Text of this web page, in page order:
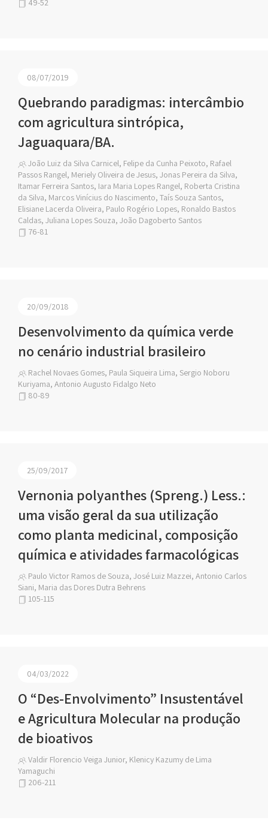
49-52
08/07/2019
Quebrando paradigmas: intercâmbio
com agricultura sintrópica,
Jaguaquara/BA.
João Luiz da Silva Carnicel, Felipe da Cunha Peixoto, Rafael
Passos Rangel, Meriely Oliveira de Jesus, Jonas Pereira da Silva,
Itamar Ferreira Santos, Iara Maria Lopes Rangel, Roberta Cristina
da Silva, Marcos Vinícius do Nascimento, Taís Souza Santos,
Elisiane Lacerda Oliveira, Paulo Rogério Lopes, Ronaldo Bastos
Caldas, Juliana Lopes Souza, João Dagoberto Santos
76-81
20/09/2018
Desenvolvimento da química verde
no cenário industrial brasileiro
Rachel Novaes Gomes, Paula Siqueira Lima, Sergio Noboru
Kuriyama, Antonio Augusto Fidalgo Neto
80-89
25/09/2017
Vernonia polyanthes (Spreng.) Less.:
uma visão geral da sua utilização
como planta medicinal, composição
química e atividades farmacológicas
Paulo Victor Ramos de Souza, José Luiz Mazzei, Antonio Carlos
Siani, Maria das Dores Dutra Behrens
105-115
04/03/2022
O “Des-Envolvimento” Insustentável
e Agricultura Molecular na produção
de bioativos
Valdir Florencio Veiga Junior, Klenicy Kazumy de Lima
Yamaguchi
206-211